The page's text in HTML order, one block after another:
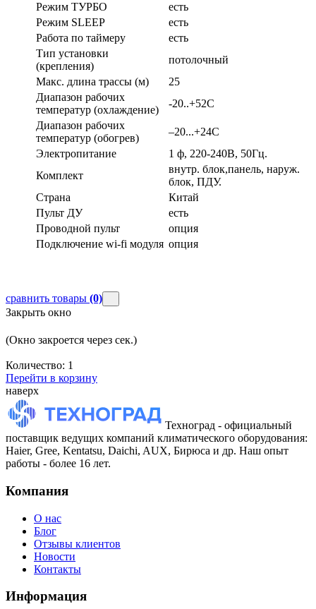
Режим ТУРБО
есть
Режим SLEEP
есть
Работа по таймеру
есть
Тип установки
(крепления)
потолочный
Макс. длина трассы (м)
25
Диапазон рабочих
температур (охлаждение)
-20..+52С
Диапазон рабочих
температур (обогрев)
–20...+24С
Электропитание
1 ф, 220-240В, 50Гц.
Комплект
внутр. блок,панель, наруж.
блок, ПДУ.
Страна
Китай
Пульт ДУ
есть
Проводной пульт
опция
Подключение wi-fi модуля опция
сравнить товары (0)
Закрыть окно
(Окно закроется через сек.)
Количество: 1
Перейти в корзину
наверх
Техноград - официальный
поставщик ведущих компаний климатического оборудования:
Haier, Gree, Kentatsu, Daichi, AUX, Бирюса и др. Наш опыт
работы - более 16 лет.
Компания
О нас
Блог
Отзывы клиентов
Новости
Контакты
Информация